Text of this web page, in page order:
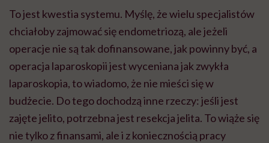
To jest kwestia systemu. Myślę, że wielu specjalistów
chciałoby zajmować się endometriozą, ale jeżeli
operacje nie są tak dofinansowane, jak powinny być, a
operacja laparoskopii jest wyceniana jak zwykła
laparoskopia, to wiadomo, że nie mieści się w
budżecie. Do tego dochodzą inne rzeczy: jeśli jest
zajęte jelito, potrzebna jest resekcja jelita. To wiąże się
nie tylko z finansami, ale i z koniecznością pracy